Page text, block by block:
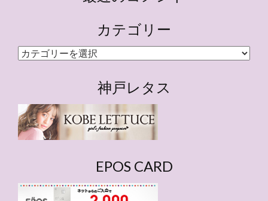
カテゴリー
カ
ー
神戸レタス
EPOS CARD